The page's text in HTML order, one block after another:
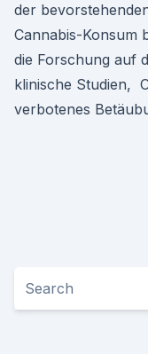
der
Cannabis-Konsum
die Forschung auf
klinische Studien,
verbotenes